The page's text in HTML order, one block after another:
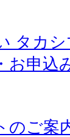
タカ
お申込
のご案